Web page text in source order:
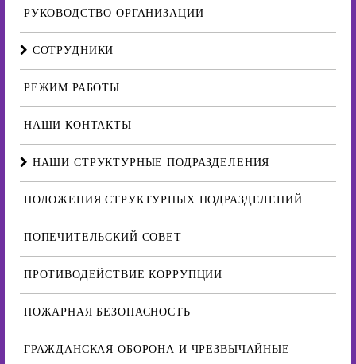
РУКОВОДСТВО ОРГАНИЗАЦИИ
СОТРУДНИКИ
РЕЖИМ РАБОТЫ
НАШИ КОНТАКТЫ
НАШИ СТРУКТУРНЫЕ ПОДРАЗДЕЛЕНИЯ
ПОЛОЖЕНИЯ СТРУКТУРНЫХ ПОДРАЗДЕЛЕНИЙ
ПОПЕЧИТЕЛЬСКИЙ СОВЕТ
ПРОТИВОДЕЙСТВИЕ КОРРУПЦИИ
ПОЖАРНАЯ БЕЗОПАСНОСТЬ
ГРАЖДАНСКАЯ ОБОРОНА И ЧРЕЗВЫЧАЙНЫЕ